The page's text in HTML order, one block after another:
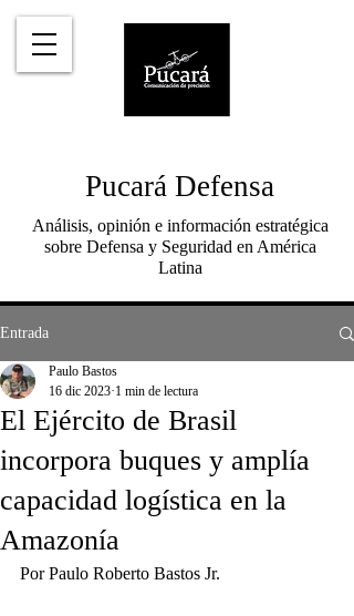
Pucará Defensa
Análisis, opinión e información estratégica
sobre Defensa y Seguridad en América
Latina
Entrada
El Ejército de Brasil
incorpora buques y amplía
capacidad logística en la
Amazonía
Paulo Bastos
16 dic 2023 1 min de lectura
Por Paulo Roberto Bastos Jr.